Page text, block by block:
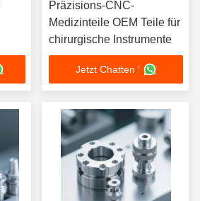
Präzisions-CNC-
Medizinteile OEM Teile für
chirurgische Instrumente
Jetzt Chatten '